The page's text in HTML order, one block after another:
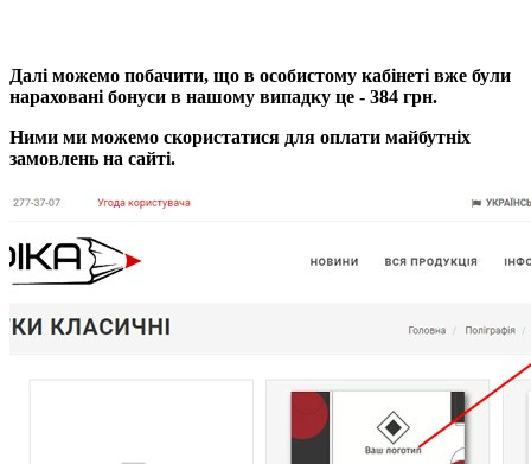
Далі можемо побачити, що в особистому кабінеті вже були
нараховані бонуси в нашому випадку це - 384 грн.
Ними ми можемо скористатися для оплати майбутніх
замовлень на сайті.